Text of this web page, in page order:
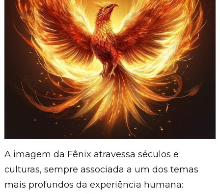
A imagem da Fênix atravessa séculos e
culturas, sempre associada a um dos temas
mais profundos da experiência humana: